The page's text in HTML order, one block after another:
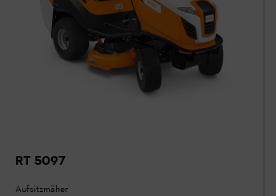
RT 5097
Aufsitzmäher